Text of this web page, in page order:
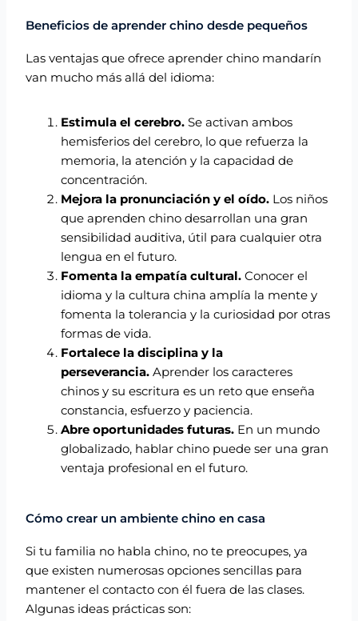
Beneficios de aprender chino desde pequeños
Las ventajas que ofrece aprender chino mandarín
van mucho más allá del idioma:
Estimula el cerebro. Se activan ambos
hemisferios del cerebro, lo que refuerza la
memoria, la atención y la capacidad de
concentración.
Mejora la pronunciación y el oído. Los niños
que aprenden chino desarrollan una gran
sensibilidad auditiva, útil para cualquier otra
lengua en el futuro.
Fomenta la empatía cultural. Conocer el
idioma y la cultura china amplía la mente y
fomenta la tolerancia y la curiosidad por otras
formas de vida.
Fortalece la disciplina y la
perseverancia. Aprender los caracteres
chinos y su escritura es un reto que enseña
constancia, esfuerzo y paciencia.
Abre oportunidades futuras. En un mundo
globalizado, hablar chino puede ser una gran
ventaja profesional en el futuro.
Cómo crear un ambiente chino en casa
Si tu familia no habla chino, no te preocupes, ya
que existen numerosas opciones sencillas para
mantener el contacto con él fuera de las clases.
Algunas ideas prácticas son: